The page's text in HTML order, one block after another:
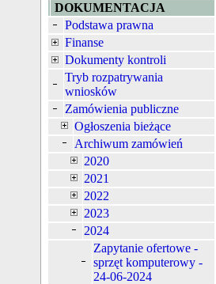
DOKUMENTACJA
Podstawa prawna
Finanse
Dokumenty kontroli
Tryb rozpatrywania
wniosków
Zamówienia publiczne
Ogłoszenia bieżące
Archiwum zamówień
2020
2021
2022
2023
2024
Zapytanie ofertowe -
sprzęt komputerowy -
24-06-2024